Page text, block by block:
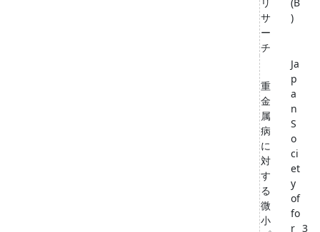
サ
ー
チ
)
重
金
属
病
に
対
す
る
微
小
Ja
p
a
n
S
o
ci
et
y
of
fo
r 3